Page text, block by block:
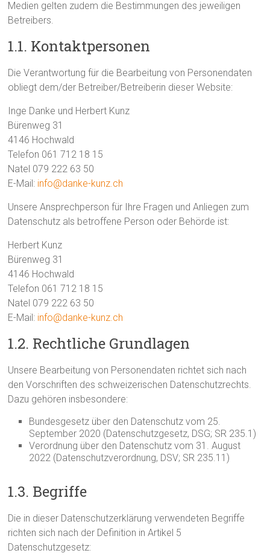
Medien gelten zudem die Bestimmungen des jeweiligen
Betreibers.
1.1. Kontaktpersonen
Die Verantwortung für die Bearbeitung von Personendaten
obliegt dem/der Betreiber/Betreiberin dieser Website:
Inge Danke und Herbert Kunz
Bürenweg 31
4146 Hochwald
Telefon 061 712 18 15
Natel 079 222 63 50
E-Mail: info@danke-kunz.ch
Unsere Ansprechperson für Ihre Fragen und Anliegen zum
Datenschutz als betroffene Person oder Behörde ist:
Herbert Kunz
Bürenweg 31
4146 Hochwald
Telefon 061 712 18 15
Natel 079 222 63 50
E-Mail: info@danke-kunz.ch
1.2. Rechtliche Grundlagen
Unsere Bearbeitung von Personendaten richtet sich nach
den Vorschriften des schweizerischen Datenschutzrechts.
Dazu gehören insbesondere:
Bundesgesetz über den Datenschutz vom 25.
September 2020 (Datenschutzgesetz, DSG; SR 235.1)
Verordnung über den Datenschutz vom 31. August
2022 (Datenschutzverordnung, DSV; SR 235.11)
1.3. Begriffe
Die in dieser Datenschutzerklärung verwendeten Begriffe
richten sich nach der Definition in Artikel 5
Datenschutzgesetz: